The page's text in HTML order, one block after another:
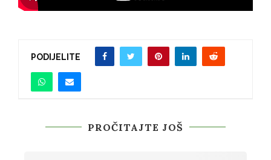
PODIJELITE
PROČITAJTE JOŠ